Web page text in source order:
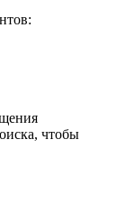
чтобы